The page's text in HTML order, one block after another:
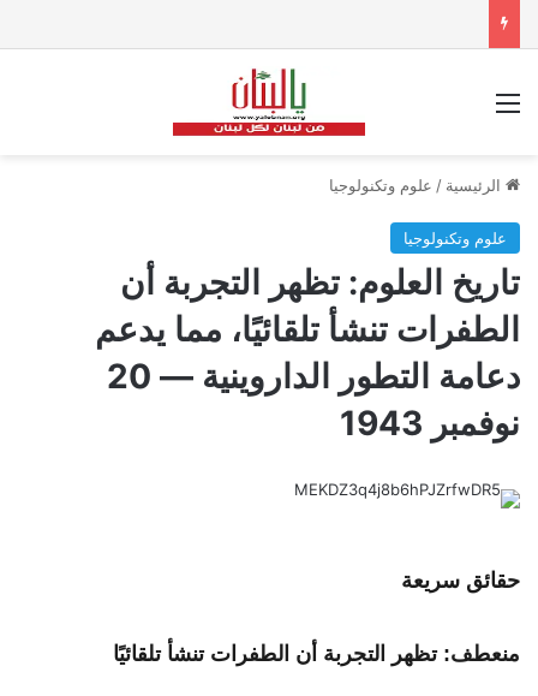
الرئيسية / علوم وتكنولوجيا
علوم وتكنولوجيا
تاريخ العلوم: تظهر التجربة أن
الطفرات تنشأ تلقائيًا، مما يدعم
دعامة التطور الداروينية — 20
نوفمبر 1943
حقائق سريعة
منعطف:تظهر التجربة أن الطفرات تنشأ تلقائيًا